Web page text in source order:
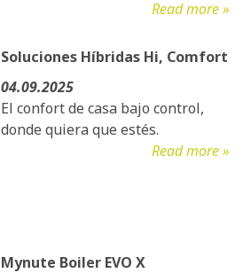
Read more »
Soluciones Híbridas Hi, Comfort
04.09.2025
El confort de casa bajo control,
donde quiera que estés.
Read more »
Mynute Boiler EVO X